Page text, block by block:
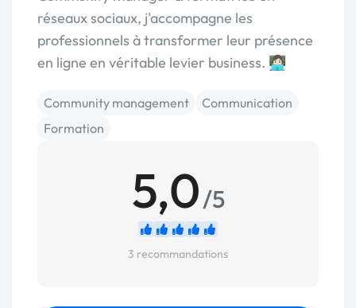
réseaux sociaux, j'accompagne les
professionnels à transformer leur présence
en ligne en véritable levier business. 👩🏻‍💻
Community management
Communication
Formation
5,0/5
3 recommandations